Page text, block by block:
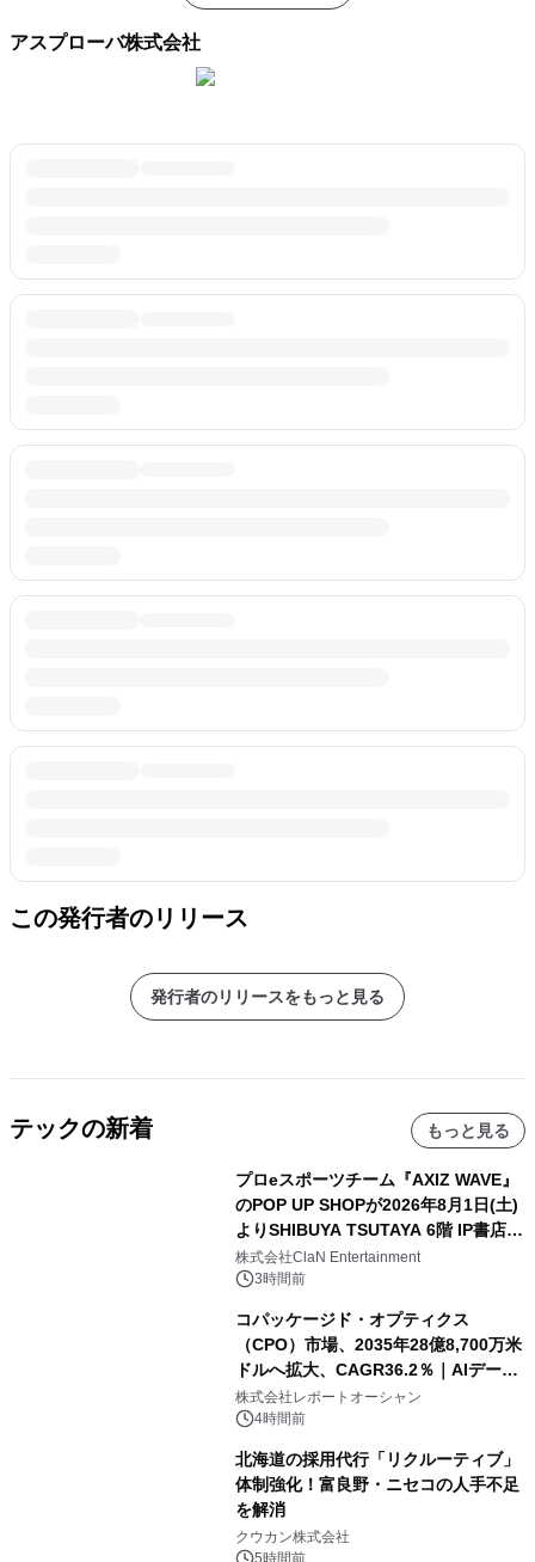
アスプローバ株式会社
この発行者のリリース
発行者のリリースをもっと見る
テックの新着 もっと見る
プロeスポーツチーム『AXIZ WAVE』
のPOP UP SHOPが2026年8月1日(土)
よりSHIBUYA TSUTAYA 6階 IP書店で
開催決定！！
株式会社ClaN Entertainment
3時間前
コパッケージド・オプティクス
（CPO）市場、2035年28億8,700万米
ドルへ拡大、CAGR36.2％｜AIデータ
センター・高速光通信需要が成長を加
速
株式会社レポートオーシャン
4時間前
北海道の採用代行「リクルーティブ」
体制強化！富良野・ニセコの人手不足
を解消
クウカン株式会社
5時間前